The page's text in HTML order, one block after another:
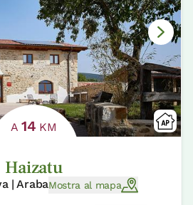
A 14 KM
Haizatu
| ArabaMostra al mapa